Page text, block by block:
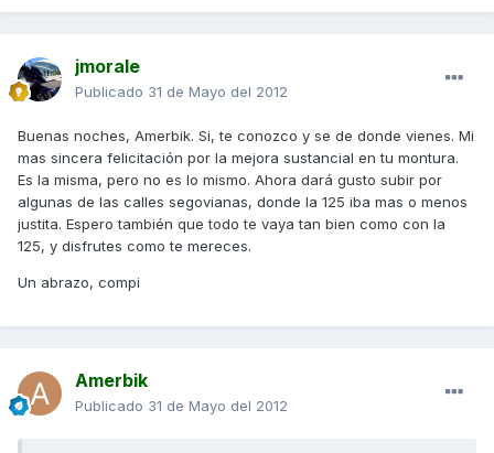
jmorale
Publicado 31 de Mayo del 2012
Buenas noches, Amerbik. Si, te conozco y se de donde vienes. Mi
mas sincera felicitación por la mejora sustancial en tu montura.
Es la misma, pero no es lo mismo. Ahora dará gusto subir por
algunas de las calles segovianas, donde la 125 iba mas o menos
justita. Espero también que todo te vaya tan bien como con la
125, y disfrutes como te mereces.
Un abrazo, compi
Amerbik
Publicado 31 de Mayo del 2012